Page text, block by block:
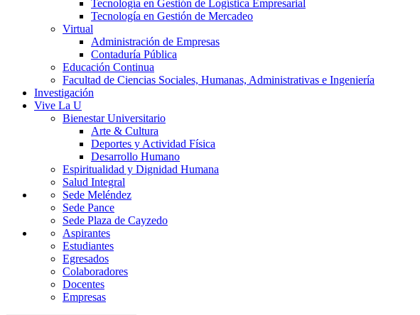
Tecnología en Gestión de Logística Empresarial
Tecnología en Gestión de Mercadeo
Virtual
Administración de Empresas
Contaduría Pública
Educación Continua
Facultad de Ciencias Sociales, Humanas, Administrativas e Ingeniería
Investigación
Vive La U
Bienestar Universitario
Arte & Cultura
Deportes y Actividad Física
Desarrollo Humano
Espiritualidad y Dignidad Humana
Salud Integral
Sede Meléndez
Sede Pance
Sede Plaza de Cayzedo
Aspirantes
Estudiantes
Egresados
Colaboradores
Docentes
Empresas